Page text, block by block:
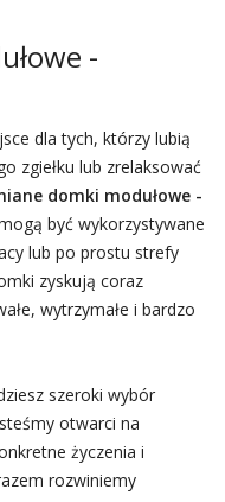
-
dla tych, którzy lubią
zgiełku lub zrelaksować
domki modułowe -
być wykorzystywane
lub po prostu strefy
zyskują coraz
wytrzymałe i bardzo
szeroki wybór
otwarci na
życzenia i
rozwiniemy